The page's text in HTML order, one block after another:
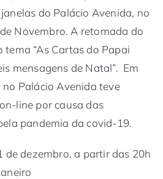
do Palácio Avenida, no
Novembro. A retomada do
tema “As Cartas do Papai
mensagens de Natal”. Em
Palácio Avenida teve
line por causa das
pandemia da covid-19.
de dezembro, a partir das 20h